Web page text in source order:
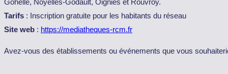
Tarifs : Inscription gratuite pour les habitants du réseau
Site web : https://mediatheques-rcm.fr
Avez-vous des établissements ou événements que vous